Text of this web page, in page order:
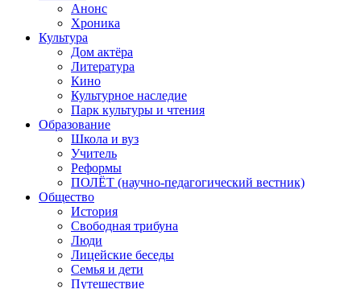
Анонс
Хроника
Культура
Дом актёра
Литература
Кино
Культурное наследие
Парк культуры и чтения
Образование
Школа и вуз
Учитель
Реформы
ПОЛЁТ (научно-педагогический вестник)
Общество
История
Свободная трибуна
Люди
Лицейские беседы
Семья и дети
Путешествие